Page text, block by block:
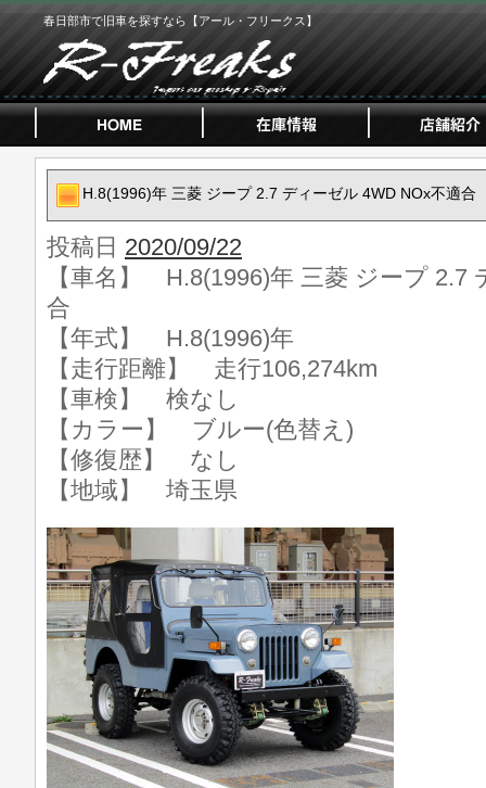
春日部市で旧車を探すなら【アール・フリークス】
H.8(1996)年 三菱 ジープ 2.7 ディーゼル 4WD NOx不適合
投稿日 2020/09/22
【車名】 H.8(1996)年 三菱 ジープ 2.7
合
【年式】 H.8(1996)年
【走行距離】 走行106,274km
【車検】 検なし
【カラー】 ブルー(色替え)
【修復歴】 なし
【地域】 埼玉県